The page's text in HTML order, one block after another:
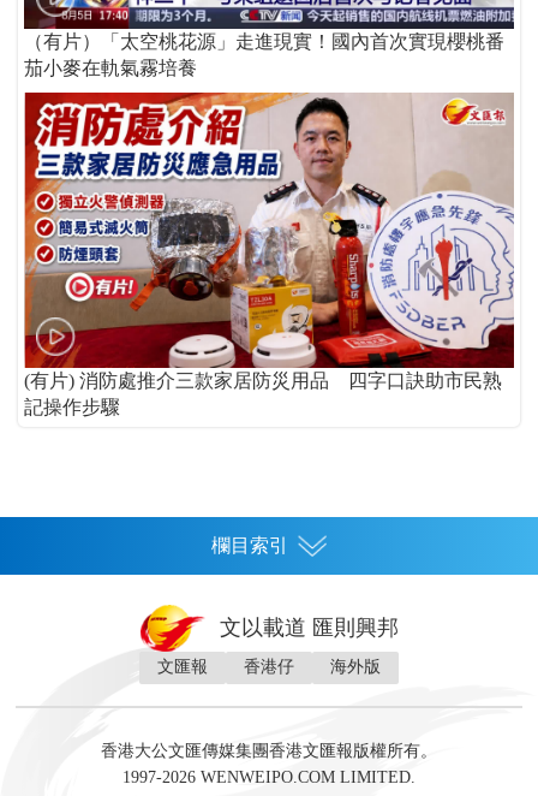
（有片）「太空桃花源」走進現實！國內首次實現櫻桃番
茄小麥在軌氣霧培養
(有片) 消防處推介三款家居防災用品 四字口訣助市民熟
記操作步驟
欄目索引
灣區人
財經 地產 投資 財評 數字經濟
文以載道 匯則興邦
文匯報 香港仔 海外版
香港大公文匯傳媒集團香港文匯報版權所有。
1997-2026 WENWEIPO.COM LIMITED.